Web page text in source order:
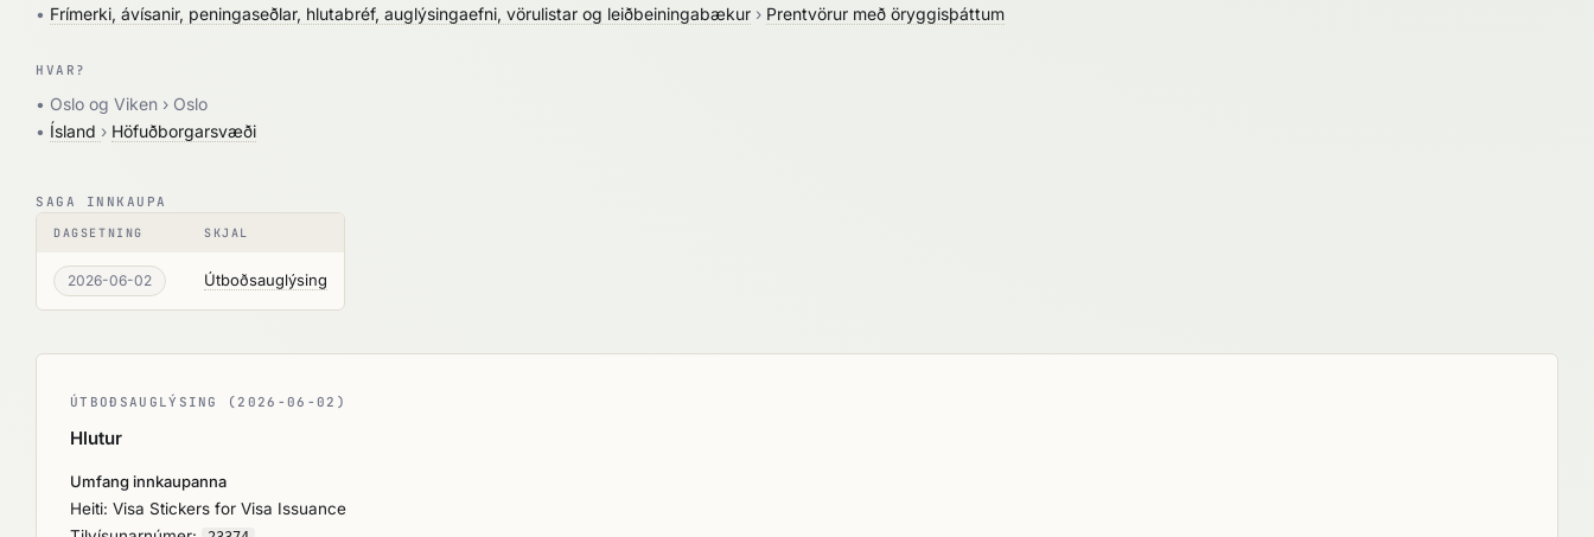
• Frímerki, ávísanir, peningaseðlar, hlutabréf, auglýsingaefni, vörulistar og leiðbeiningabækur › Prentvörur með öryggisþáttum
HVAR?
• Oslo og Viken › Oslo
• Ísland › Höfuðborgarsvæði
SAGA INNKAUPA
DAGSETNING SKJAL
2026-06-02 Útboðsauglýsing
ÚTBOÐSAUGLÝSING (2026-06-02)
Hlutur
Umfang innkaupanna
Heiti: Visa Stickers for Visa Issuance